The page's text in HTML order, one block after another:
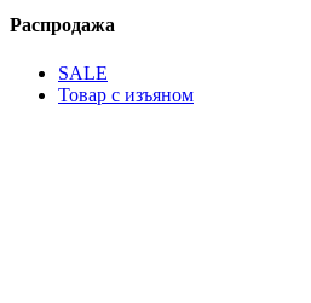
Распродажа
SALE
Товар с изъяном